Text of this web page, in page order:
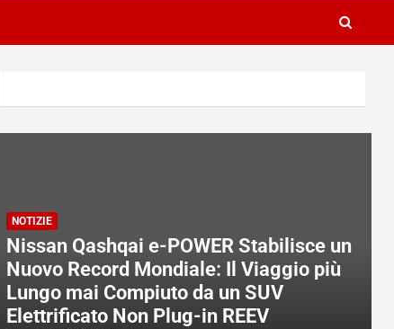
NOTIZIE
Nissan Qashqai e-POWER Stabilisce un
Nuovo Record Mondiale: Il Viaggio più
Lungo mai Compiuto da un SUV
Elettrificato Non Plug-in REEV